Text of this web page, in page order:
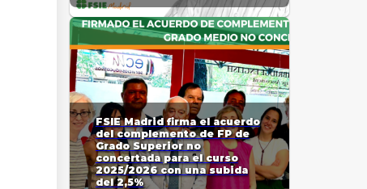
FSIE Madrid firma el acuerdo
del complemento de FP de
Grado Superior no
concertada para el curso
2025/2026 con una subida
del 2,5%